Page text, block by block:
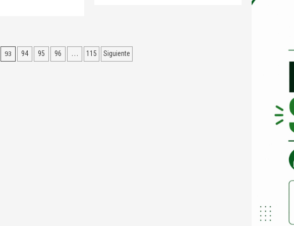
93 94 95 96 … 115 Siguiente